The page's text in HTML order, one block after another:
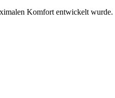
Komfort entwickelt wurde.